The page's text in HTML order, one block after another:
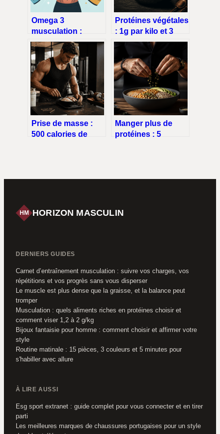
Omega 3
musculation :
booster ses
performances et sa
récupération
Protéines végétales
: 1g par kilo et 3
mécanismes
biologiques pour
brûler les graisses
Prise de masse :
500 calories de
du muscle
Manger plus de
protéines : 5
satiété
HM HORIZON MASCULIN
DERNIERS GUIDES
Carnet d’entraînement musculation : suivre vos charges, vos
répétitions et vos progrès sans vous disperser
Le muscle est plus dense que la graisse, et la balance peut
tromper
Musculation : quels aliments riches en protéines choisir et
comment viser 1,2 à 2 g/kg
Bijoux fantaisie pour homme : comment choisir et affirmer votre
style
Routine matinale : 15 pièces, 3 couleurs et 5 minutes pour
s'habiller avec allure
À LIRE AUSSI
Esg sport extranet : guide complet pour vous connecter et en tirer
parti
Les meilleures marques de chaussures portugaises pour un style